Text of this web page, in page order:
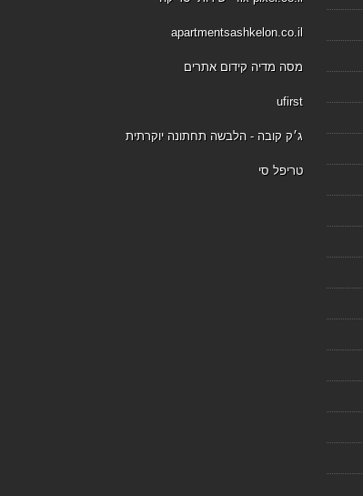
apartmentsashkelon.co.il
מסה מדיה קידום אתרים
ufirst
ג׳ק קובה - הלבשה תחתונה יוקרתית
טריפל סי